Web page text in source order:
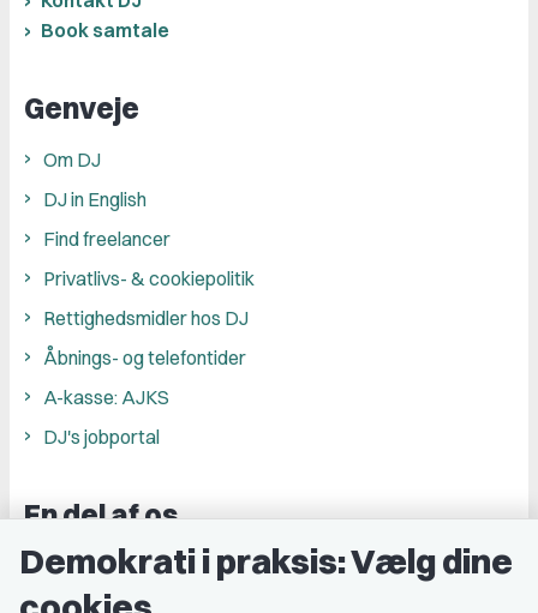
Book samtale
Genveje
Om DJ
DJ in English
Find freelancer
Privatlivs- & cookiepolitik
Rettighedsmidler hos DJ
Åbnings- og telefontider
A-kasse: AJKS
DJ's jobportal
En del af os
Grupper og kredse
Studenterorganisationer
Demokrati i praksis: Vælg dine